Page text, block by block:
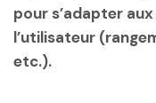
pour s’adapter
l’utilisateur
etc.).